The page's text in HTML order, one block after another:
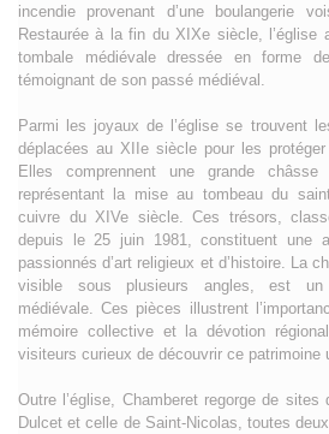
incendie provenant d’une boulangerie
Restaurée à la fin du XIXe siècle, l’église
tombale médiévale dressée en forme
témoignant de son passé médiéval.
Parmi les joyaux de l’église se trouvent
déplacées au XIIe siècle pour les protéger
Elles comprennent une grande
représentant la mise au tombeau du
cuivre du XIVe siècle. Ces trésors,
depuis le 25 juin 1981, constituent une
passionnés d’art religieux et d’histoire. La
visible sous plusieurs angles, est un
médiévale. Ces pièces illustrent
mémoire collective et la dévotion
visiteurs curieux de découvrir ce patrimoine
Outre l’église, Chamberet regorge de sites
Dulcet et celle de Saint-Nicolas, toutes